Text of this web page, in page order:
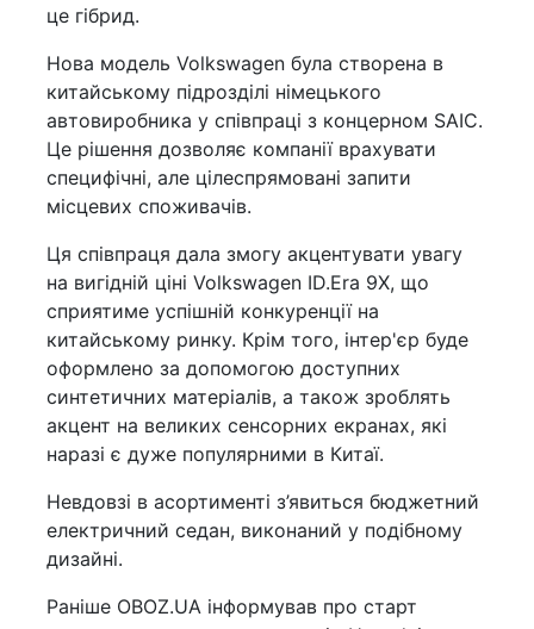
це гібрид.
Нова модель Volkswagen була створена в
китайському підрозділі німецького
автовиробника у співпраці з концерном SAIC.
Це рішення дозволяє компанії врахувати
специфічні, але цілеспрямовані запити
місцевих споживачів.
Ця співпраця дала змогу акцентувати увагу
на вигідній ціні Volkswagen ID.Era 9X, що
сприятиме успішній конкуренції на
китайському ринку. Крім того, інтер'єр буде
оформлено за допомогою доступних
синтетичних матеріалів, а також зроблять
акцент на великих сенсорних екранах, які
наразі є дуже популярними в Китаї.
Невдовзі в асортименті з’явиться бюджетний
електричний седан, виконаний у подібному
дизайні.
Раніше OBOZ.UA інформував про старт